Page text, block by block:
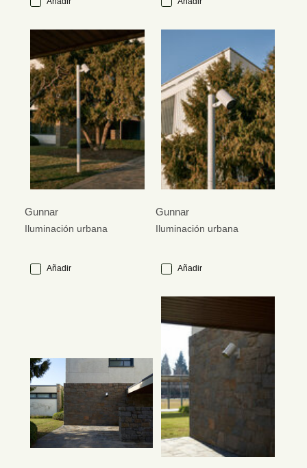
Gunnar
Iluminación urbana
Añadir
Gunnar
Iluminación urbana
Añadir